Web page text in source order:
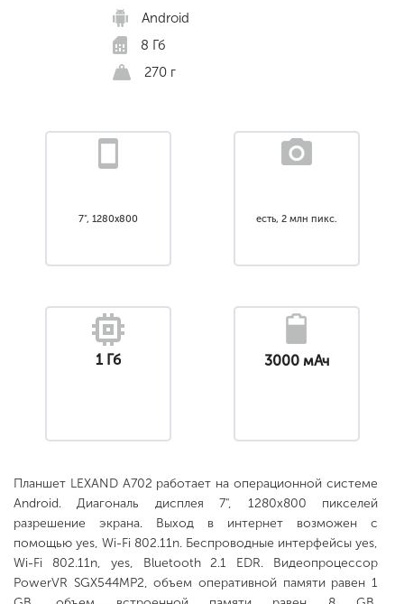
Android
8 Гб
270 г
7", 1280x800 есть, 2 млн пикс.
1 Гб 3000 мАч
Планшет LEXAND A702 работает на операционной системе
Android. Диагональ дисплея 7", 1280x800 пикселей
разрешение экрана. Выход в интернет возможен с
помощью yes, Wi-Fi 802.11n. Беспроводные интерфейсы yes,
Wi-Fi 802.11n, yes, Bluetooth 2.1 EDR. Видеопроцессор
PowerVR SGX544MP2, объем оперативной памяти равен 1